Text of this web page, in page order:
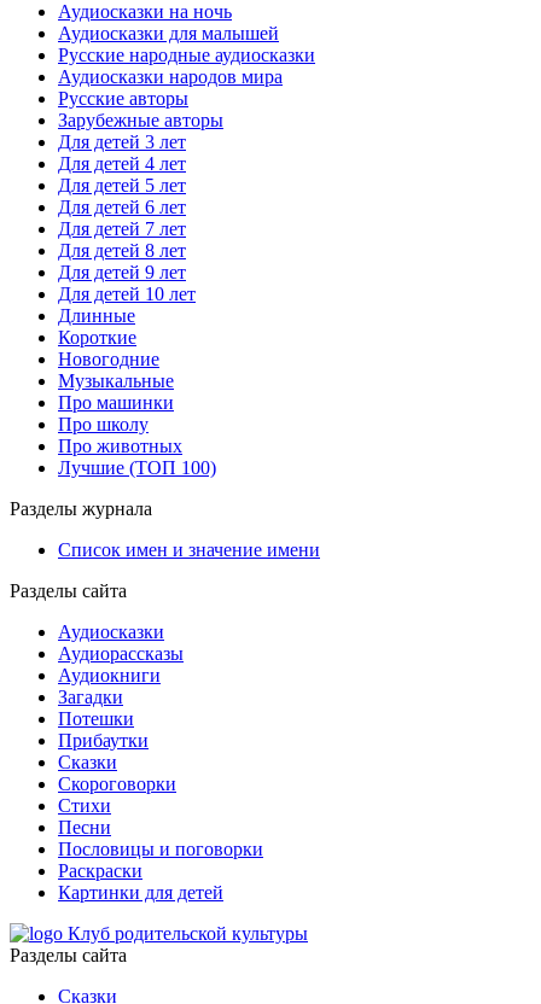
Аудиосказки на ночь
Аудиосказки для малышей
Русские народные аудиосказки
Аудиосказки народов мира
Русские авторы
Зарубежные авторы
Для детей 3 лет
Для детей 4 лет
Для детей 5 лет
Для детей 6 лет
Для детей 7 лет
Для детей 8 лет
Для детей 9 лет
Для детей 10 лет
Длинные
Короткие
Новогодние
Музыкальные
Про машинки
Про школу
Про животных
Лучшие (ТОП 100)
Разделы журнала
Список имен и значение имени
Разделы сайта
Аудиосказки
Аудиорассказы
Аудиокниги
Загадки
Потешки
Прибаутки
Сказки
Скороговорки
Стихи
Песни
Пословицы и поговорки
Раскраски
Картинки для детей
Клуб родительской культуры
Разделы сайта
Сказки